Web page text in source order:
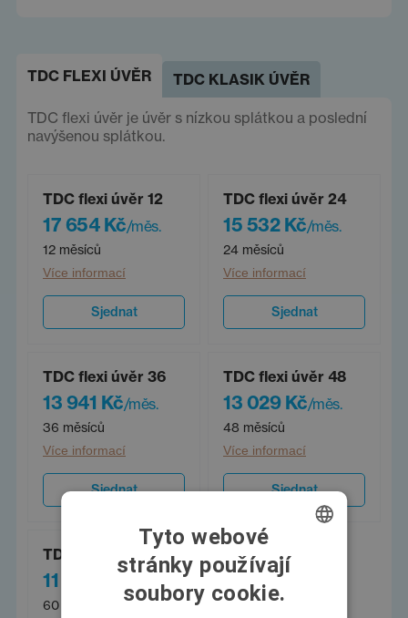
TDC FLEXI ÚVĚR TDC KLASIK ÚVĚR
TDC flexi úvěr je úvěr s nízkou splátkou a poslední
navýšenou splátkou.
TDC flexi úvěr 12
17 654 Kč/měs.
12 měsíců
Více informací
Sjednat
TDC flexi úvěr 24
15 532 Kč/měs.
24 měsíců
Více informací
Sjednat
TDC flexi úvěr 36
13 941 Kč/měs.
36 měsíců
Více informací
Sjednat
TDC flexi úvěr 48
13 029 Kč/měs.
48 měsíců
Více informací
Sjednat
TDC flexi úvěr 60
11 936 Kč
60 měsíců
CZECH
SWEDISH
Tyto webové
stránky používají
soubory cookie.